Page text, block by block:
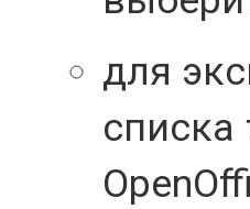
для
списка